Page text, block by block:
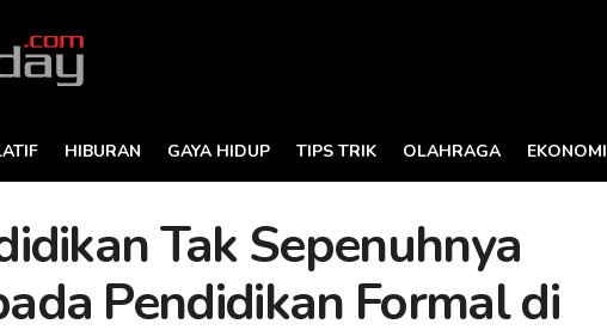
HIBURAN GAYA HIDUP TIPS TRIK OLAHRAGA EKONOMI
Tak Sepenuhnya
Pendidikan Formal di